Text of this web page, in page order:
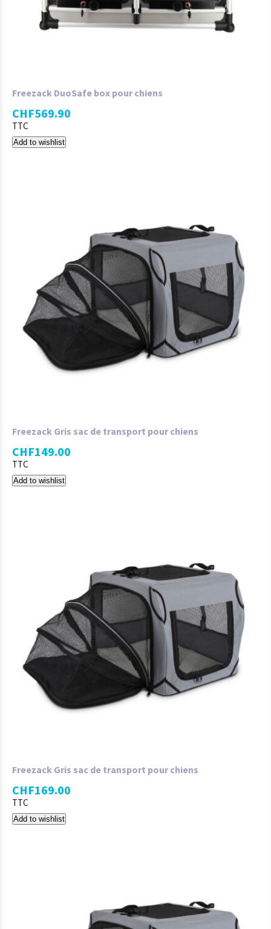
Freezack DuoSafe box pour chiens
CHF569.90
TTC
Add to wishlist
Freezack Gris sac de transport pour chiens
CHF149.00
TTC
Add to wishlist
Freezack Gris sac de transport pour chiens
CHF169.00
TTC
Add to wishlist